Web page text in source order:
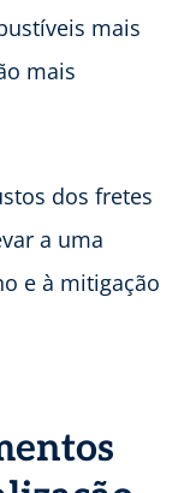
mais
mais
dos fretes
a uma
e à mitigação